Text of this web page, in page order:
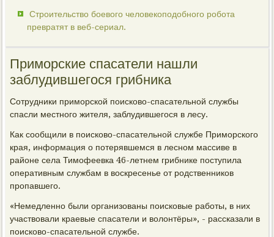
Строительство боевого человекоподобного робота
превратят в веб-сериал.
Приморские спасатели нашли
заблудившегося грибника
Сотрудники приморской поисково-спасательной службы
спасли местного жителя, заблудившегося в лесу.
Как сообщили в поисково-спасательной службе Приморского
края, информация о потерявшемся в лесном массиве в
районе села Тимофеевка 46-летнем грибнике поступила
оперативным службам в воскресенье от родственников
пропавшего.
«Немедленно были организованы поисковые работы, в них
участвовали краевые спасатели и волонтёры», - рассказали в
поисково-спасательной службе.